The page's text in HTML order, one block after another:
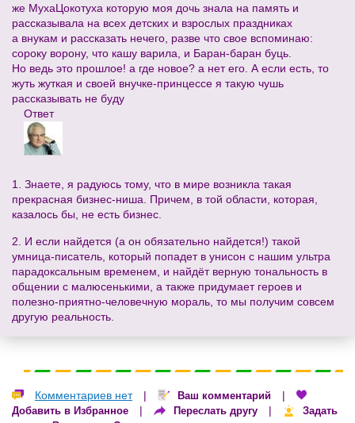
же МухаЦокотуха которую моя дочь знала на память и
рассказывала на всех детских и взрослых праздниках
а внукам и рассказать нечего, разве что свое вспоминаю:
сороку ворону, что кашу варила, и Баран-баран буць.
Но ведь это прошлое! а где новое? а нет его. А если есть, то
жуть жуткая и своей внучке-принцессе я такую чушь
рассказывать не буду
Ответ
1. Знаете, я радуюсь тому, что в мире возникла такая
прекрасная бизнес-ниша. Причем, в той области, которая,
казалось бы, не есть бизнес.
2. И если найдется (а он обязательно найдется!) такой
умница-писатель, который попадет в унисон с нашим ультра
парадоксальным временем, и найдёт верную тональность в
общении с малюсенькими, а также придумает героев и
полезно-приятно-человечную мораль, то мы получим совсем
другую реальность.
Комментариев нет | Ваш комментарий |
Добавить в Избранное | Переслать другу |
Задать